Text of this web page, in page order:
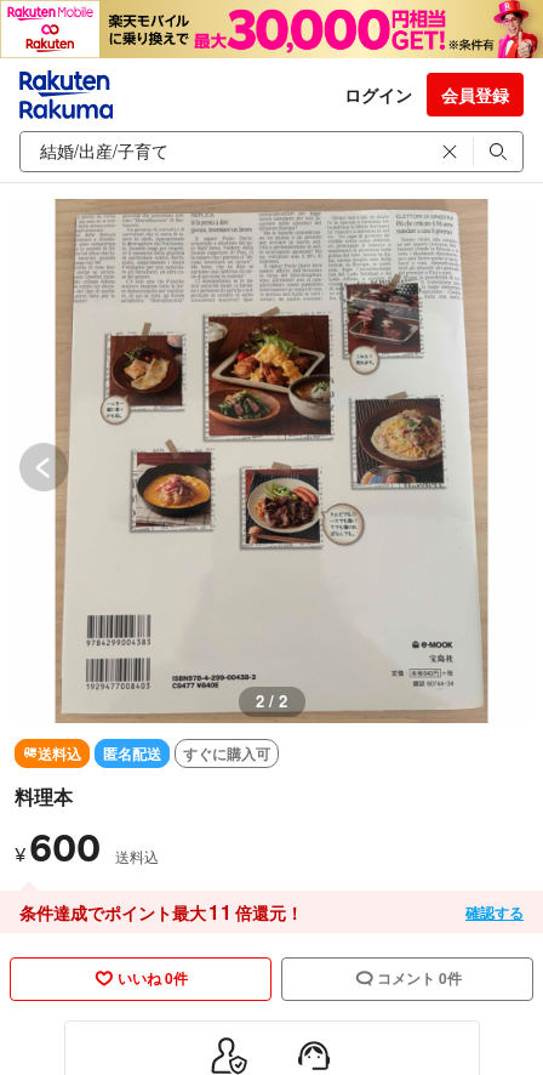
ログイン 会員登録
2 / 2
送料込 匿名配送 すぐに購入可
料理本
¥ 600 送料込
条件達成でポイント最大11 倍還元！ 確認する
いいね 0件 コメント 0件